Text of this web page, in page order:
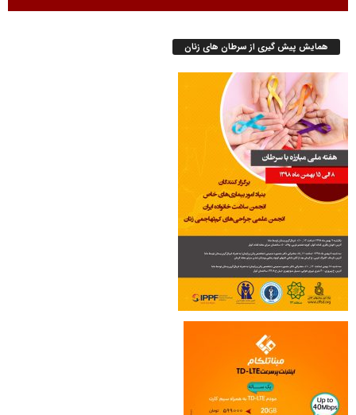
همایش پیش گیری از سرطان های زنان